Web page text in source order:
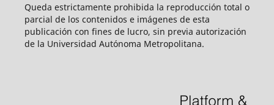
Queda estrictamente prohibida la reproducción total o
parcial de los contenidos e imágenes de esta
publicación con fines de lucro, sin previa autorización
de la Universidad Autónoma Metropolitana.